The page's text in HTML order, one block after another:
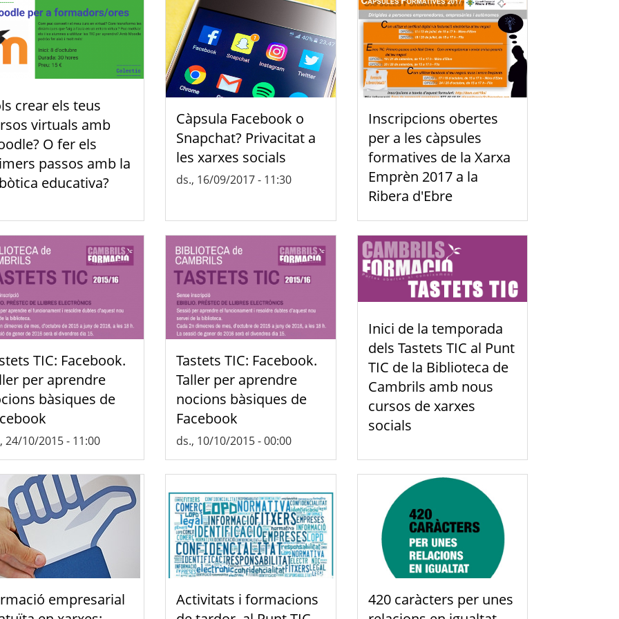
crear els teus
virtuals amb
O fer els
passos amb la
educativa?
Càpsula Facebook o
Snapchat? Privacitat a
les xarxes socials
ds., 16/09/2017 - 11:30
Inscripcions obertes
per a les càpsules
formatives de la Xarxa
Emprèn 2017 a la
Ribera d'Ebre
TIC: Facebook.
per aprendre
bàsiques de
24/10/2015 - 11:00
Tastets TIC: Facebook.
Taller per aprendre
nocions bàsiques de
Facebook
ds., 10/10/2015 - 00:00
Inici de la temporada
dels Tastets TIC al Punt
TIC de la Biblioteca de
Cambrils amb nous
cursos de xarxes
socials
empresarial
Activitats i formacions
420 caràcters per unes